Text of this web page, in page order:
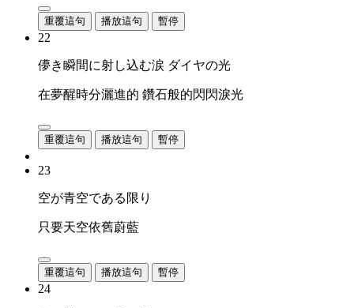
重覆這句 播放這句 暫停
22
儚き瞬間に射し込む涙 ダイヤの光
在夢醒時分灑進的 鑽石般的閃閃淚光
重覆這句 播放這句 暫停
23
空が青空である限り
只要天空依舊蔚藍
重覆這句 播放這句 暫停
24